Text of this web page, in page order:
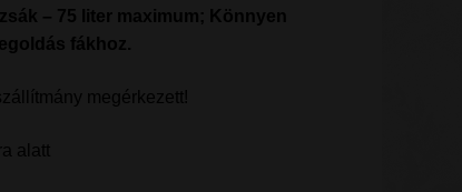
– 75 liter maximum; Könnyen
fákhoz.
megérkezett!
alatt